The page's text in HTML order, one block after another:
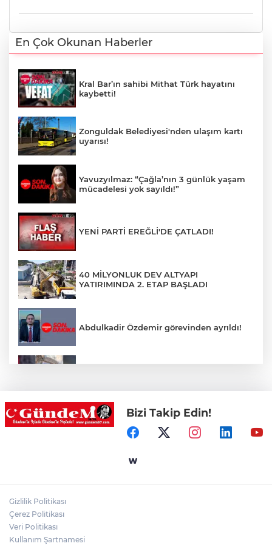
En Çok Okunan Haberler
Kral Bar’ın sahibi Mithat Türk hayatını
kaybetti!
Zonguldak Belediyesi'nden ulaşım kartı
uyarısı!
Yavuzyılmaz: “Çağla’nın 3 günlük yaşam
mücadelesi yok sayıldı!”
YENİ PARTİ EREĞLİ'DE ÇATLADI!
40 MİLYONLUK DEV ALTYAPI
YATIRIMINDA 2. ETAP BAŞLADI
Abdulkadir Özdemir görevinden ayrıldı!
DÜZCE’DE YÜREKLERİ AĞIZLARA
GETİREN KAZA!
Devrekli milli sporcu'dan uluslararası
Bizi Takip Edin!
Gizlilik Politikası
Çerez Politikası
Veri Politikası
Kullanım Şartnamesi